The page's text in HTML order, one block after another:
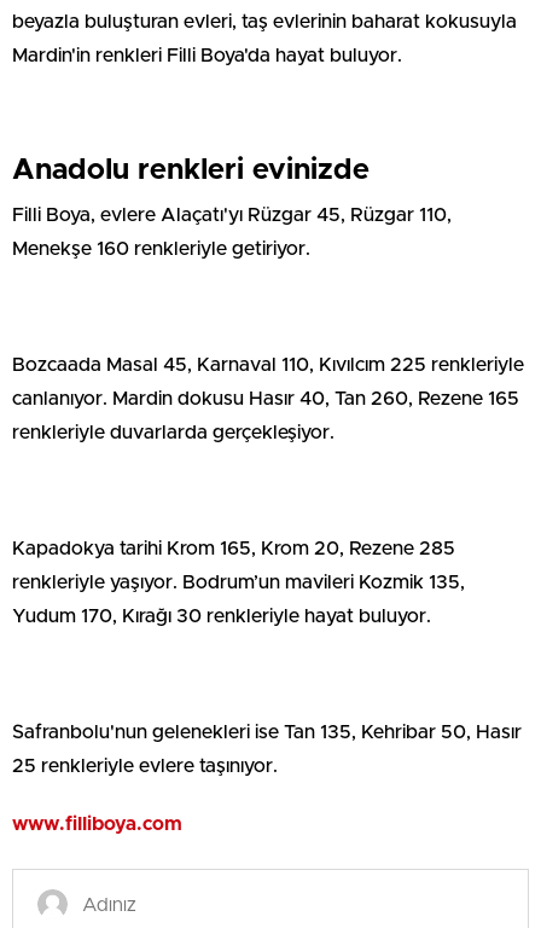
beyazla buluşturan evleri, taş evlerinin baharat kokusuyla
Mardin'in renkleri Filli Boya'da hayat buluyor.
Anadolu renkleri evinizde
Filli Boya, evlere Alaçatı'yı Rüzgar 45, Rüzgar 110,
Menekşe 160 renkleriyle getiriyor.
Bozcaada Masal 45, Karnaval 110, Kıvılcım 225 renkleriyle
canlanıyor. Mardin dokusu Hasır 40, Tan 260, Rezene 165
renkleriyle duvarlarda gerçekleşiyor.
Kapadokya tarihi Krom 165, Krom 20, Rezene 285
renkleriyle yaşıyor. Bodrum’un mavileri Kozmik 135,
Yudum 170, Kırağı 30 renkleriyle hayat buluyor.
Safranbolu'nun gelenekleri ise Tan 135, Kehribar 50, Hasır
25 renkleriyle evlere taşınıyor.
www.filliboya.com